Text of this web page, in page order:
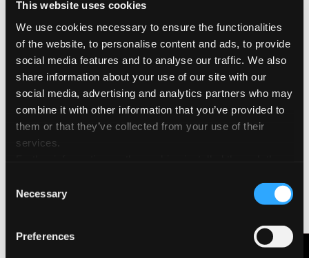
This website uses cookies
We use cookies necessary to ensure the functionalities
of the website, to personalise content and ads, to provide
social media features and to analyse our traffic. We also
share information about your use of our site with our
social media, advertising and analytics partners who may
combine it with other information that you’ve provided to
them or that they’ve collected from your use of their
services.
Selection
Necessary
Preferences
st concernant la
comportement de
l'utilisateur sur le site
web - Cela est utilisé
rapports statistiques et
des cartes thermiques
pour le propriétaire du
site web.
_hjSession_
#
Hotjar Recueille des
statistiques sur les
visites du site web par
l'utilisateur, telles que le
1 jour
_hjSessionU
ser_#
1 année